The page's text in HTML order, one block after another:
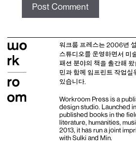
워크룸 프레스는 2006년
스튜디오를 운영하면서 미
패션 분야의 책을 출간해
민과 함께 임프린트 작업실
있습니다.
Workroom Press is a
design studio. Launched
published books in the
literature, humanities,
2013, it has run a joint
with Sulki and Min.